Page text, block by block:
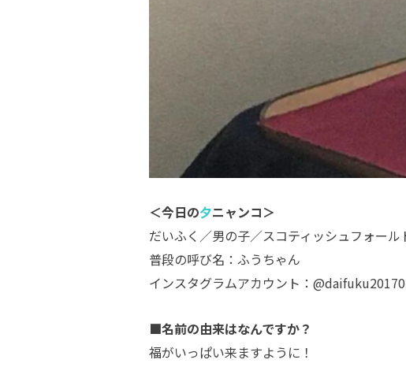
＜今日の夕ニャンコ＞
だいふく／男の子／スコティッシュフォール
普段の呼び名：ふうちゃん
インスタグラムアカウント：
■名前の由来はなんですか？
福がいっぱい来ますように！